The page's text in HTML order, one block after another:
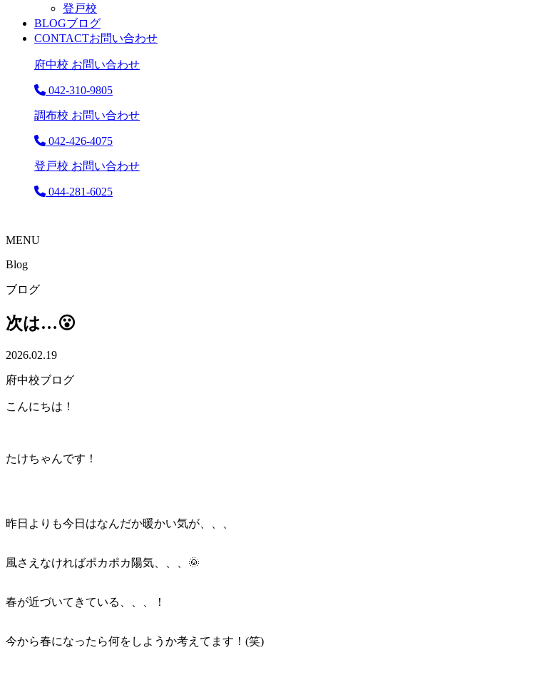
登戸校
BLOGブログ
CONTACTお問い合わせ
府中校 お問い合わせ
042-310-9805
調布校 お問い合わせ
042-426-4075
登戸校 お問い合わせ
044-281-6025
MENU
Blog
ブログ
次は…😮
2026.02.19
府中校ブログ
こんにちは！
たけちゃんです！
昨日よりも今日はなんだか暖かい気が、、、
風さえなければポカポカ陽気、、、🌞
春が近づいてきている、、、！
今から春になったら何をしようか考えてます！(笑)